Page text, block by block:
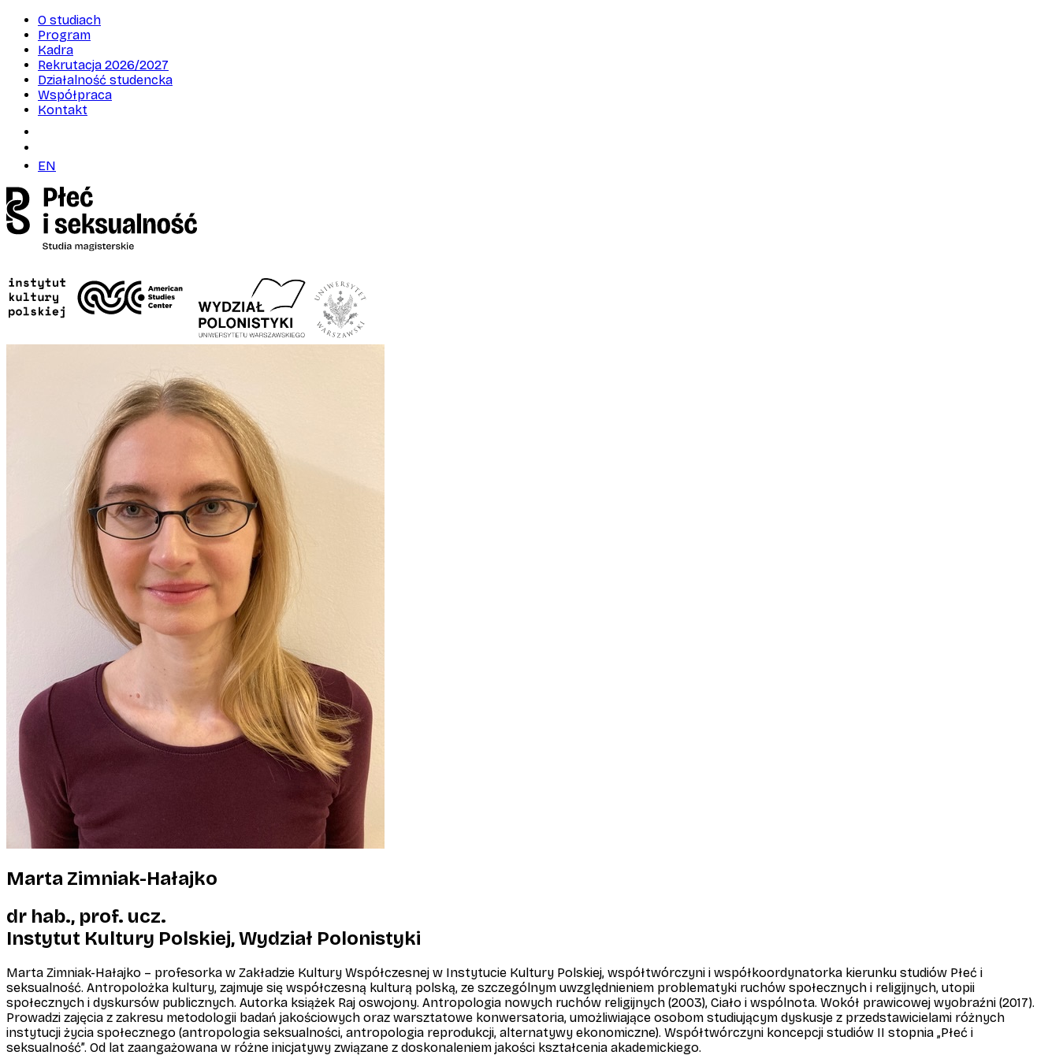
O studiach
Program
Kadra
Rekrutacja 2026/2027
Działalność studencka
Współpraca
Kontakt
EN
Marta Zimniak-Hałajko
dr hab., prof. ucz.
Instytut Kultury Polskiej, Wydział Polonistyki
Marta Zimniak-Hałajko – profesorka w Zakładzie Kultury Współczesnej w Instytucie Kultury Polskiej, współtwórczyni i współkoordynatorka kierunku studiów Płeć i
seksualność. Antropolożka kultury, zajmuje się współczesną kulturą polską, ze szczególnym uwzględnieniem problematyki ruchów społecznych i religijnych, utopii
społecznych i dyskursów publicznych. Autorka książek Raj oswojony. Antropologia nowych ruchów religijnych (2003), Ciało i wspólnota. Wokół prawicowej wyobraźni (2017).
Prowadzi zajęcia z zakresu metodologii badań jakościowych oraz warsztatowe konwersatoria, umożliwiające osobom studiującym dyskusje z przedstawicielami różnych
instytucji życia społecznego (antropologia seksualności, antropologia reprodukcji, alternatywy ekonomiczne). Współtwórczyni koncepcji studiów II stopnia „Płeć i
seksualność”. Od lat zaangażowana w różne inicjatywy związane z doskonaleniem jakości kształcenia akademickiego.